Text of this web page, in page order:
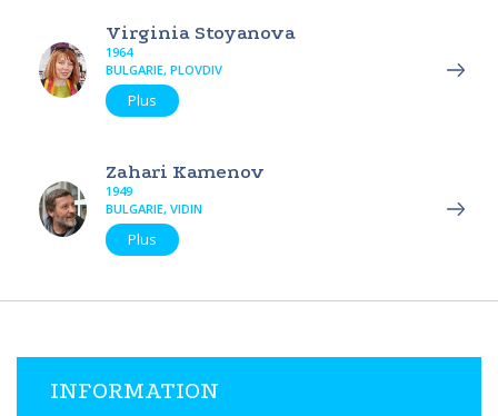
Virginia Stoyanova
1964
BULGARIE, PLOVDIV
Plus
Zahari Kamenov
1949
BULGARIE, VIDIN
Plus
INFORMATION